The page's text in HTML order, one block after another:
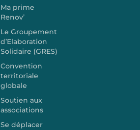
Ma prime
Renov’
Le Groupement
d’Elaboration
Solidaire (GRES)
Convention
territoriale
globale
Soutien aux
associations
Se déplacer